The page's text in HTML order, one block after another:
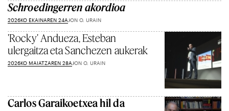
Schroedingerren akordioa
2026KO EKAINAREN 24A JON O. URAIN
'Rocky' Andueza, Esteban
ulergaitza eta Sanchezen aukerak
2026KO MAIATZAREN 28A JON O. URAIN
Carlos Garaikoetxea hil da